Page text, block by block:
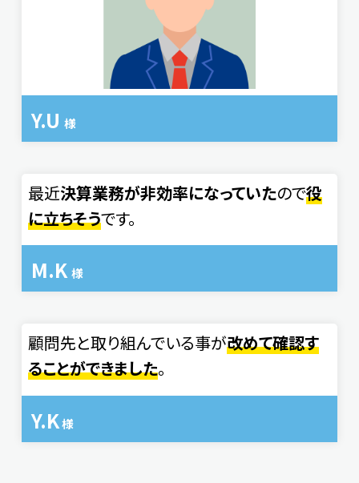
Y.U 様
最近決算業務が非効率になっていたので役
に立ちそうです。
M.K様
顧問先と取り組んでいる事が改めて確認す
ることができました。
Y.K様